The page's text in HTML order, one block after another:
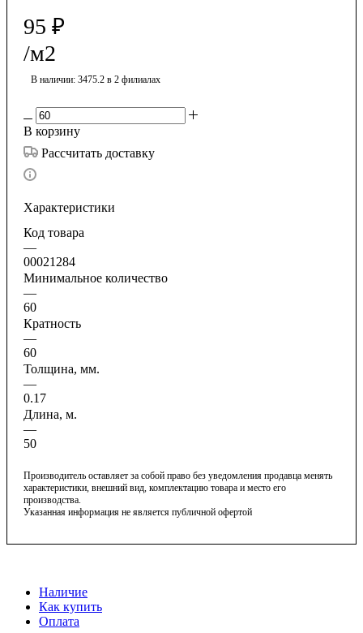
95 ₽
/м2
В наличии: 3475.2 в 2 филиалах
В корзину
Рассчитать доставку
Характеристики
Код товара
—
00021284
Минимальное количество
—
60
Кратность
—
60
Толщина, мм.
—
0.17
Длина, м.
—
50
Производитель оставляет за собой право без уведомления продавца менять
характеристики, внешний вид, комплектацию товара и место его
производства.
Указанная информация не является публичной офертой
Наличие
Как купить
Оплата